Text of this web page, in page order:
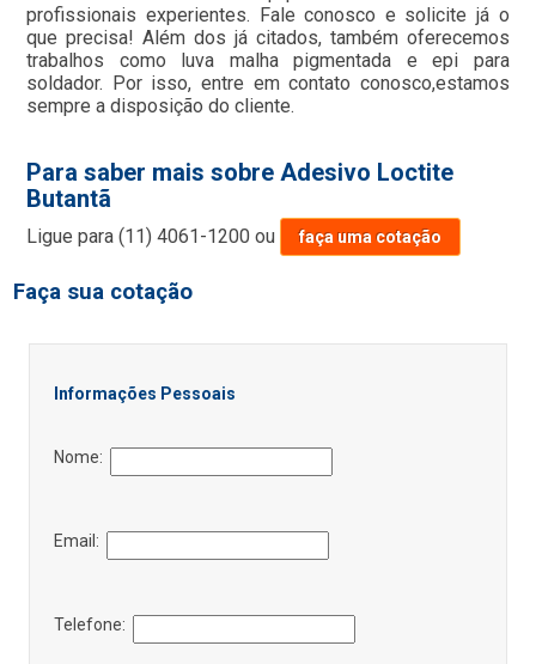
profissionais experientes. Fale conosco e solicite já o
que precisa! Além dos já citados, também oferecemos
trabalhos como luva malha pigmentada e epi para
soldador. Por isso, entre em contato conosco,estamos
sempre a disposição do cliente.
Para saber mais sobre Adesivo Loctite
Butantã
Ligue para(11) 4061-1200 ou faça uma cotação
Faça sua cotação
Informações Pessoais
Nome:
Email:
Telefone: